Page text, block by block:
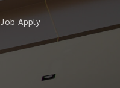
Job Apply